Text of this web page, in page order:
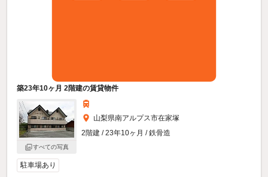
築23年10ヶ月 2階建の賃貸物件
すべての写真
山梨県南アルプス市在家塚
2階建 / 23年10ヶ月 / 鉄骨造
駐車場あり